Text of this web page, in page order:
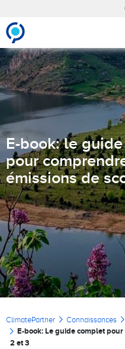
E-book: le
pour
émissions de
Fil d'Ariane
ClimatePartner Connaissances
E-book: Le guide complet
2 et 3